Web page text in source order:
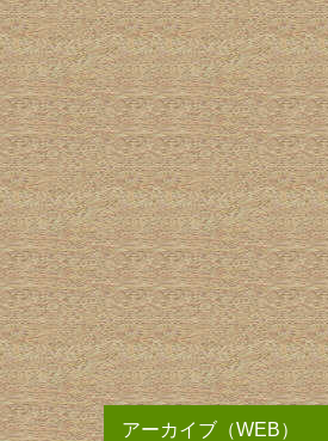
アーカイブ（WEB）